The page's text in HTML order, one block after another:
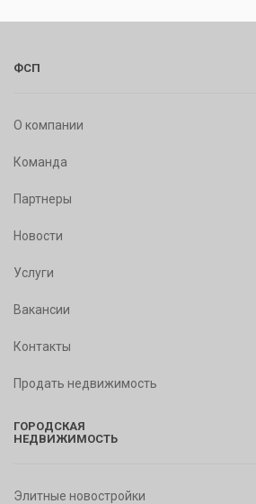
ФСП
О компании
Команда
Партнеры
Новости
Услуги
Вакансии
Контакты
Продать недвижимость
ГОРОДСКАЯ
НЕДВИЖИМОСТЬ
Элитные новостройки